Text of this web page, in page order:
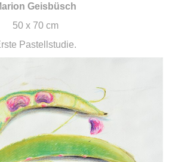
Geisbüsch
50 x 70 cm
Pastellstudie.